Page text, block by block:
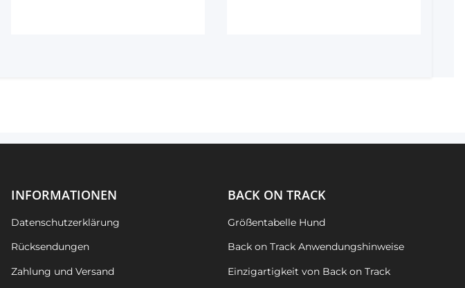
INFORMATIONEN
Datenschutzerklärung
Rücksendungen
Zahlung und Versand
BACK ON TRACK
Größentabelle Hund
Back on Track Anwendungshinweise
Einzigartigkeit von Back on Track